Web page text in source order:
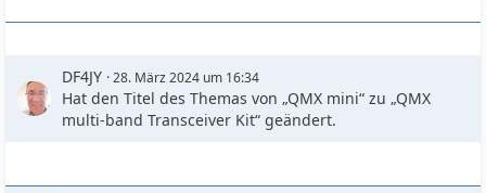
DF4JY 28. März 2024 um 16:34
Hat den Titel des Themas von „QMX mini“ zu „QMX
multi-band Transceiver Kit“ geändert.